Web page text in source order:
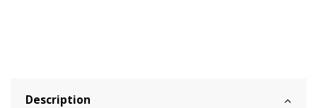
Description